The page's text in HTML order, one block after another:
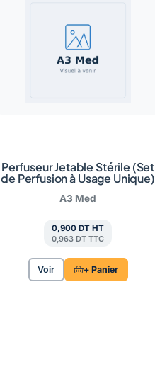
Perfuseur Jetable Stérile (Set
de Perfusion à Usage Unique)
A3 Med
0,900 DT HT
0,963 DT TTC
Voir + Panier